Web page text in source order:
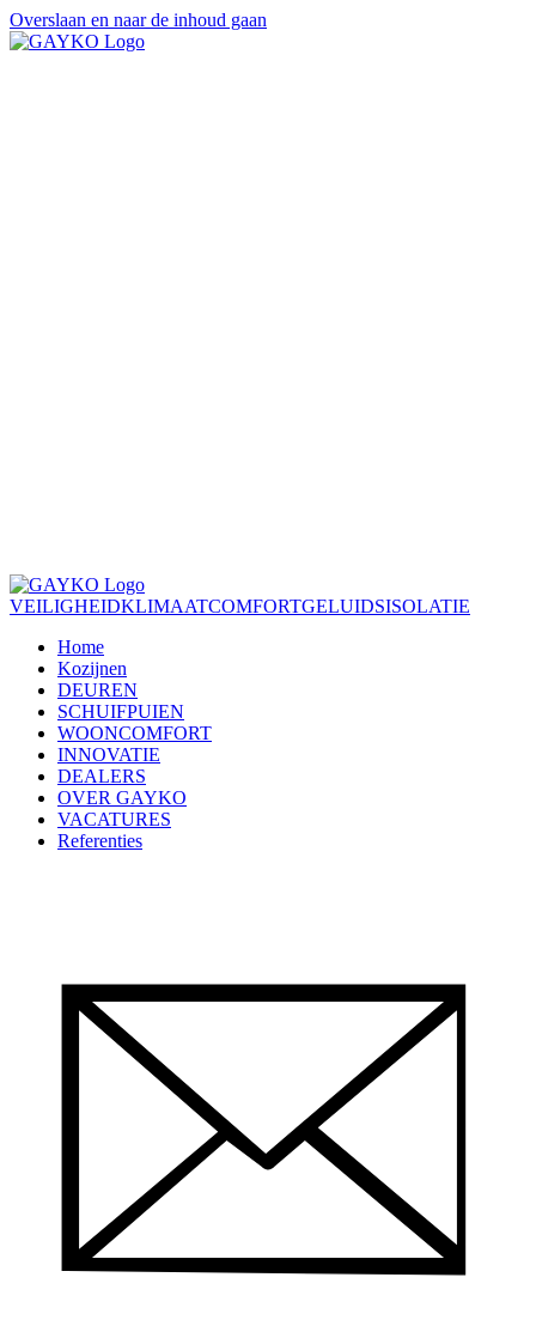
Overslaan en naar de inhoud gaan
VEILIGHEIDKLIMAATCOMFORTGELUIDSISOLATIE
Home
Kozijnen
DEUREN
SCHUIFPUIEN
WOONCOMFORT
INNOVATIE
DEALERS
OVER GAYKO
VACATURES
Referenties